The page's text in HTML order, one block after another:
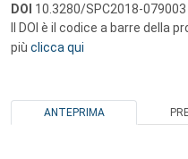
DOI 10.3280/SPC2018-079003
Il DOI è il codice a barre della
più clicca qui
ANTEPRIMA